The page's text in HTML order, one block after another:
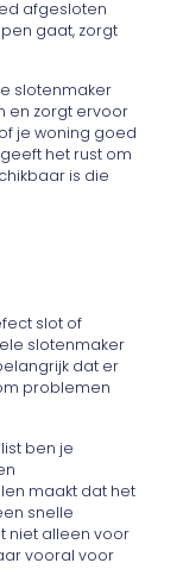
afgesloten
gaat, zorgt
slotenmaker
en zorgt ervoor
je woning goed
het rust om
is die
slot of
slotenmaker
dat er
problemen
ben je
maakt dat het
snelle
niet alleen voor
vooral voor